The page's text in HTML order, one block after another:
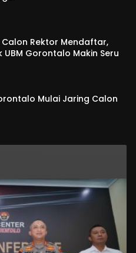
Calon Rektor Mendaftar,
UBM Gorontalo Makin Seru
Mulai Jaring Calon